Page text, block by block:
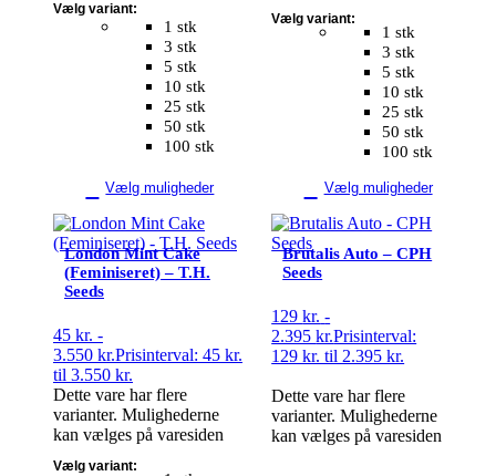
1 stk
3 stk
5 stk
10 stk
25 stk
50 stk
100 stk
Vælg variant:
Vælg muligheder
1 stk
3 stk
5 stk
10 stk
25 stk
50 stk
100 stk
Vælg variant:
Vælg muligheder
London Mint Cake
(Feminiseret) – T.H.
Seeds
45 kr. -
3.550 kr.Prisinterval: 45 kr.
til 3.550 kr.
Vælg variant:
Dette vare har flere
varianter. Mulighederne
kan vælges på varesiden
Brutalis Auto – CPH
Seeds
129kr. -
2.395kr.Prisinterval:
129 kr. til 2.395 kr.
Dette vare har flere
varianter. Mulighederne
kan vælges på varesiden